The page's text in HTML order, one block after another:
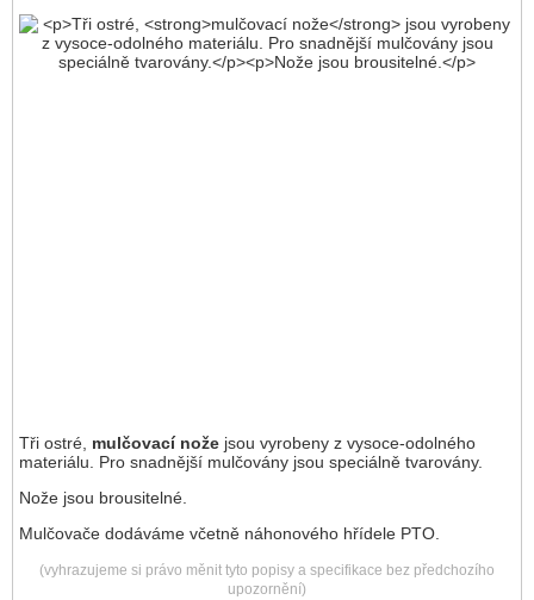
Tři ostré, mulčovací nože jsou vyrobeny z vysoce-odolného
materiálu. Pro snadnější mulčovány jsou speciálně tvarovány.
Nože jsou brousitelné.
Mulčovače dodáváme včetně náhonového hřídele PTO.
(vyhrazujeme si právo měnit tyto popisy a specifikace bez předchozího
upozornění)